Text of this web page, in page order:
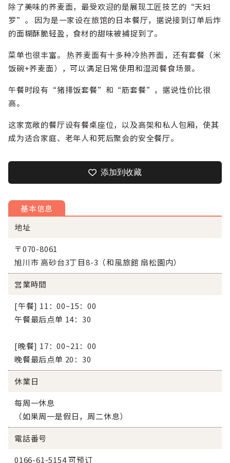
除了美味的荞麦面，最受欢迎的是展现工匠技艺的“天妇
罗”。 因为是一家设在旅馆的日本餐厅，据说接到订单后炸
的面糊酥脆轻盈，食材的甜味被捕捉到了。
菜单也很丰富。 热荞麦面有十多种冷热荞面，还有套餐（米
饭碗+荞麦面），可以满足日常使用和湿润餐食场景。
午餐时段有“猪排饭套餐”和“筋套餐”，据说性价比很
高。
这家宽敞的餐厅设有餐桌座位，以及高架和私人包厢，使其
成为适合家庭、老年人和死后聚会的安全餐厅。
添加到收藏
基本信息
地址
〒070-8061
旭川市 高砂台3丁目8-3（和風旅館 扇松園内）
営業時間
[午餐] 11：00~15：00
午餐最后点单 14：30
[晚餐] 17：00~21：00
晚餐最后点单 20：30
休業日
每周一休息
（如果周一是假日，周二休息）
電話番号
0166-61-5154可预订